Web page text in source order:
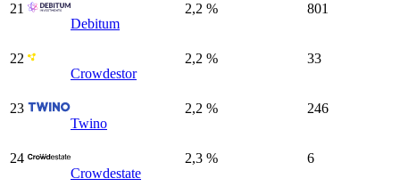
21
Debitum
2,2 % 801
22
Crowdestor
2,2 % 33
23
Twino
2,2 % 246
24
Crowdestate
2,3 % 6